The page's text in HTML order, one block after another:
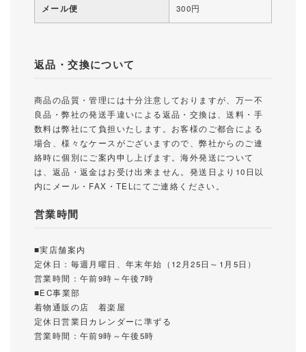
メール便 300円
返品・交換について
商品の品質・管理には十分注意しておりますが、万一不
良品・弊社の発送手違いによる返品・交換は、送料・手
数料は弊社にて負担いたします。お客様のご都合による
場合、様々なケースがございますので、弊社からのご連
絡時に個別にご案内申し上げます。海外発送について
は、返品・返金はお受け出来ません。発送日より10日以
内にメール・FAX・TELにてご連絡ください。
営業時間
■実店舗案内
定休日：毎週月曜日、年末年始（12月25日～1月5日）
営業時間：午前9時～午後7時
■EC事業部
着物通販の店 着楽屋
定休日営業日カレンダーに準ずる
営業時間：午前9時～午後5時